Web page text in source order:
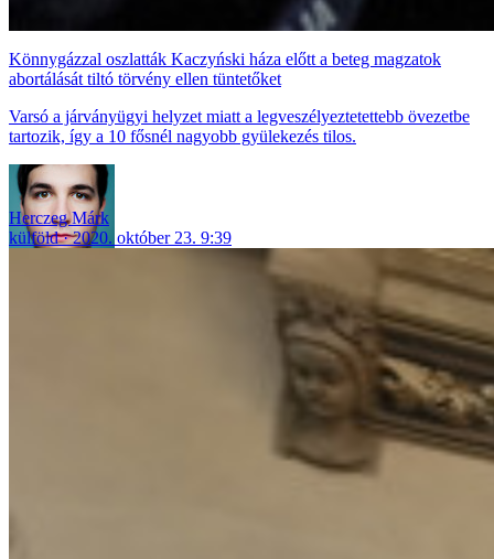
Könnygázzal oszlatták Kaczyński háza előtt a beteg magzatok
abortálását tiltó törvény ellen tüntetőket
Varsó a járványügyi helyzet miatt a legveszélyeztetettebb övezetbe
tartozik, így a 10 fősnél nagyobb gyülekezés tilos.
Herczeg Márk
külföld
2020. október 23. 9:39